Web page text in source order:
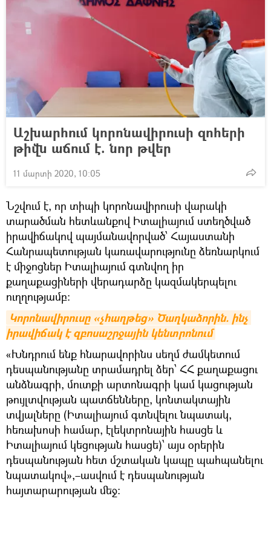
Աշխարհում կորոնավիրուսի զոհերի
թիվն աճում է. նոր թվեր
11 մարտի 2020, 10:05
Նշվում է, որ տիպի կորոնավիրուսի վարակի
տարածման հետևանքով Իտալիայում ստեղծված
իրավիճակով պայմանավորված՝ Հայաստանի
Հանրապետության կառավարությունը ձեռնարկում
է միջոցներ Իտալիայում գտնվող իր
քաղաքացիների վերադարձը կազմակերպելու
ուղղությամբ։
Կորոնավիրուսը «չհաղթեց» Ծաղկաձորին. ինչ
իրավիճակ է զբոսաշրջային կենտրոնում
«Խնդրում ենք հնարավորինս սեղմ ժամկետում
դեսպանությանը տրամադրել ձեր՝ ՀՀ քաղաքացու
անձնագրի, մուտքի արտոնագրի կամ կացության
թույլտվության պատճենները, կոնտակտային
տվյալները (Իտալիայում գտնվելու նպատակ,
հեռախոսի համար, էլեկտրոնային հասցե և
Իտալիայում կեցության հասցե)՝ այս օրերին
դեսպանության հետ մշտական կապը պահպանելու
նպատակով»,–ասվում է դեսպանության
հայտարարության մեջ։